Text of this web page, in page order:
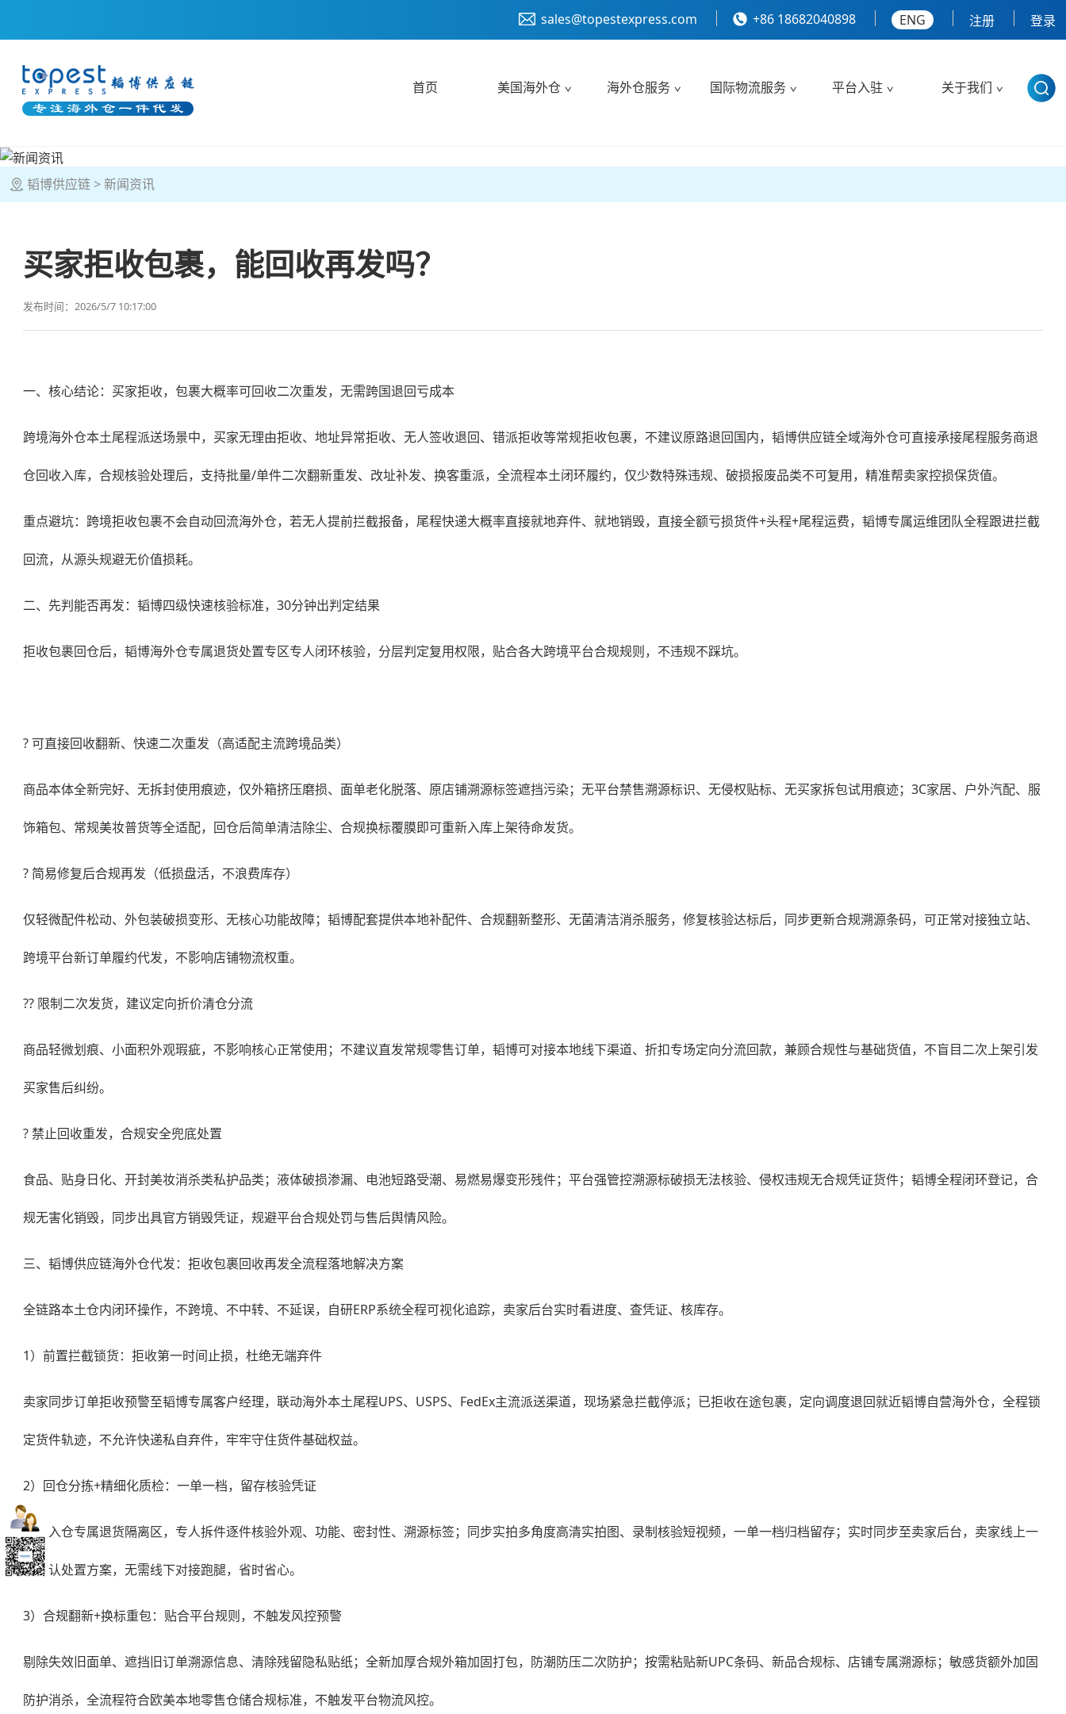
sales@topestexpress.com +86 18682040898 ENG 注册 登录
首页 美国海外仓 海外仓服务 国际物流服务 平台入驻 关于我们
韬博供应链 新闻资讯
买家拒收包裹，能回收再发吗？
发布时间：2026/5/7 10:17:00
一、核心结论：买家拒收，包裹大概率可回收二次重发，无需跨国退回亏成本
跨境海外仓本土尾程派送场景中，买家无理由拒收、地址异常拒收、无人签收退回、错派拒收等常规拒收包裹，不建议原路退回国内，韬博供应链全域海外仓可直接承接尾程服务商退
仓回收入库，合规核验处理后，支持批量/单件二次翻新重发、改址补发、换客重派，全流程本土闭环履约，仅少数特殊违规、破损报废品类不可复用，精准帮卖家控损保货值。
重点避坑：跨境拒收包裹不会自动回流海外仓，若无人提前拦截报备，尾程快递大概率直接就地弃件、就地销毁，直接全额亏损货件+头程+尾程运费，韬博专属运维团队全程跟进拦截
回流，从源头规避无价值损耗。
二、先判能否再发：韬博四级快速核验标准，30分钟出判定结果
拒收包裹回仓后，韬博海外仓专属退货处置专区专人闭环核验，分层判定复用权限，贴合各大跨境平台合规规则，不违规不踩坑。
? 可直接回收翻新、快速二次重发（高适配主流跨境品类）
商品本体全新完好、无拆封使用痕迹，仅外箱挤压磨损、面单老化脱落、原店铺溯源标签遮挡污染；无平台禁售溯源标识、无侵权贴标、无买家拆包试用痕迹；3C家居、户外汽配、服
饰箱包、常规美妆普货等全适配，回仓后简单清洁除尘、合规换标覆膜即可重新入库上架待命发货。
? 简易修复后合规再发（低损盘活，不浪费库存）
仅轻微配件松动、外包装破损变形、无核心功能故障；韬博配套提供本地补配件、合规翻新整形、无菌清洁消杀服务，修复核验达标后，同步更新合规溯源条码，可正常对接独立站、
跨境平台新订单履约代发，不影响店铺物流权重。
?? 限制二次发货，建议定向折价清仓分流
商品轻微划痕、小面积外观瑕疵，不影响核心正常使用；不建议直发常规零售订单，韬博可对接本地线下渠道、折扣专场定向分流回款，兼顾合规性与基础货值，不盲目二次上架引发
买家售后纠纷。
? 禁止回收重发，合规安全兜底处置
食品、贴身日化、开封美妆消杀类私护品类；液体破损渗漏、电池短路受潮、易燃易爆变形残件；平台强管控溯源标破损无法核验、侵权违规无合规凭证货件；韬博全程闭环登记，合
规无害化销毁，同步出具官方销毁凭证，规避平台合规处罚与售后舆情风险。
三、韬博供应链海外仓代发：拒收包裹回收再发全流程落地解决方案
全链路本土仓内闭环操作，不跨境、不中转、不延误，自研ERP系统全程可视化追踪，卖家后台实时看进度、查凭证、核库存。
1）前置拦截锁货：拒收第一时间止损，杜绝无端弃件
卖家同步订单拒收预警至韬博专属客户经理，联动海外本土尾程UPS、USPS、FedEx主流派送渠道，现场紧急拦截停派；已拒收在途包裹，定向调度退回就近韬博自营海外仓，全程锁
定货件轨迹，不允许快递私自弃件，牢牢守住货件基础权益。
2）回仓分拣+精细化质检：一单一档，留存核验凭证
包裹入仓专属退货隔离区，专人拆件逐件核验外观、功能、密封性、溯源标签；同步实拍多角度高清实拍图、录制核验短视频，一单一档归档留存；实时同步至卖家后台，卖家线上一
键确认处置方案，无需线下对接跑腿，省时省心。
3）合规翻新+换标重包：贴合平台规则，不触发风控预警
剔除失效旧面单、遮挡旧订单溯源信息、清除残留隐私贴纸；全新加厚合规外箱加固打包，防潮防压二次防护；按需粘贴新UPC条码、新品合规标、店铺专属溯源标；敏感货额外加固
防护消杀，全流程符合欧美本地零售仓储合规标准，不触发平台物流风控。